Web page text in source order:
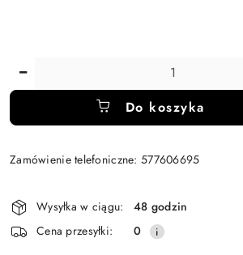
Do koszyka
Zamówienie telefoniczne: 577606695
Wyślij
i
dostawa
Wysyłka w ciągu:
48 godzin
Cena przesyłki:
0